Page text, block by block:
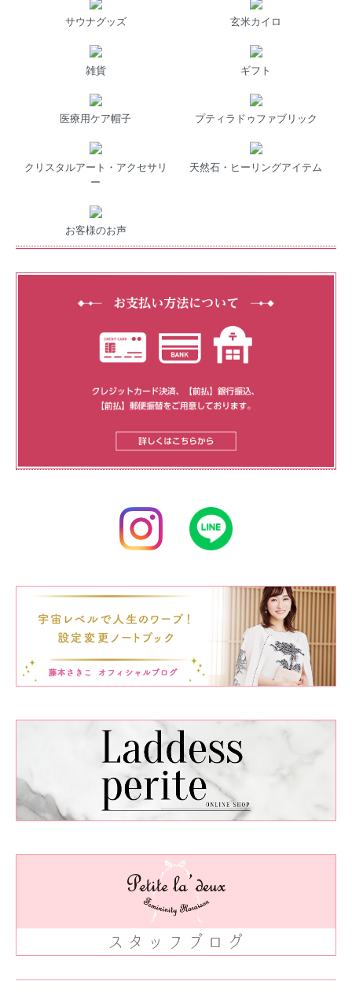
サウナグッズ 玄米カイロ
雑貨 ギフト
医療用ケア帽子 プティラドゥファブリック
クリスタルアート・アクセサリ
ー
天然石・ヒーリングアイテム
お客様のお声